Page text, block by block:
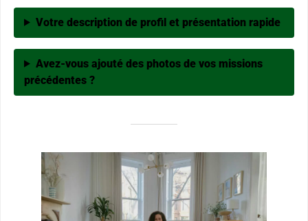
Votre description de profil et présentation rapide
Avez-vous ajouté des photos de vos missions
précédentes ?